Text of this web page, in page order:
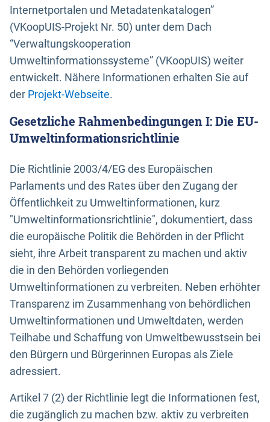
Internetportalen und Metadatenkatalogen”
(VKoopUIS-Projekt Nr. 50) unter dem Dach
“Verwaltungskooperation
Umweltinformationssysteme” (VKoopUIS) weiter
entwickelt. Nähere Informationen erhalten Sie auf
der Projekt-Webseite.
Gesetzliche Rahmenbedingungen I: Die EU-
Umweltinformationsrichtlinie
Die Richtlinie 2003/4/EG des Europäischen
Parlaments und des Rates über den Zugang der
Öffentlichkeit zu Umweltinformationen, kurz
"Umweltinformationsrichtlinie", dokumentiert, dass
die europäische Politik die Behörden in der Pflicht
sieht, ihre Arbeit transparent zu machen und aktiv
die in den Behörden vorliegenden
Umweltinformationen zu verbreiten. Neben erhöhter
Transparenz im Zusammenhang von behördlichen
Umweltinformationen und Umweltdaten, werden
Teilhabe und Schaffung von Umweltbewusstsein bei
den Bürgern und Bürgerinnen Europas als Ziele
adressiert.
Artikel 7 (2) der Richtlinie legt die Informationen fest,
die zugänglich zu machen bzw. aktiv zu verbreiten